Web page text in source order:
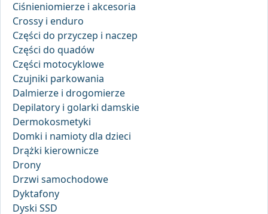
Ciśnieniomierze i akcesoria
Crossy i enduro
Części do przyczep i naczep
Części do quadów
Części motocyklowe
Czujniki parkowania
Dalmierze i drogomierze
Depilatory i golarki damskie
Dermokosmetyki
Domki i namioty dla dzieci
Drążki kierownicze
Drony
Drzwi samochodowe
Dyktafony
Dyski SSD